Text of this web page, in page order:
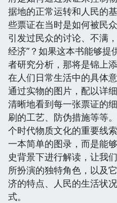
据地的正常运转和人民的
些票证在当时是如何被民
引发过民众的讨论、不满
经济”？如果这本书能够提
者研究分析，那将是锦上
在人们日常生活中的具体
通过实物的图片，配以详
清晰地看到每一张票证的
刷的工艺、防伪措施等等
个时代物质文化的重要线
一本简单的图录，而是能
史背景下进行解读，让我
所扮演的独特角色，以及
济的特点、人民的生活状
式。